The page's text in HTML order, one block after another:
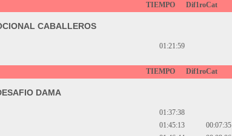
TIEMPO Dif1roCat
CABALLEROS
01:21:59
TIEMPO Dif1roCat
DAMA
01:37:38
01:45:13 00:07:35